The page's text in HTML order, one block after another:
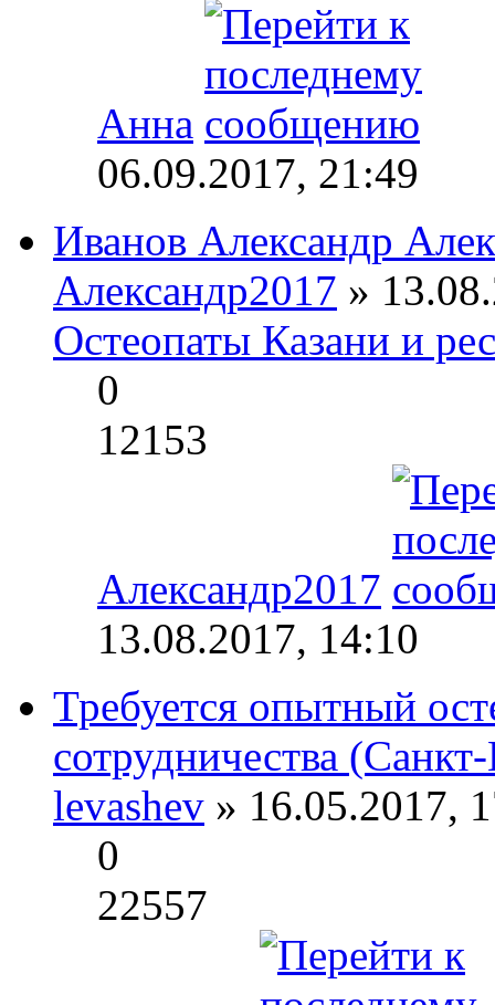
Анна
06.09.2017, 21:49
Иванов Александр
Александр2017 »
Остеопаты Казани и
0
12153
Александр2017
13.08.2017, 14:10
Требуется опытный
сотрудничества
levashev » 16.05.2017,
0
22557